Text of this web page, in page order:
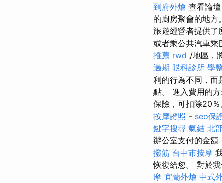
到府外燴 查看論
的廚房聚會的地方
旅遊經營者提供了
或者乘公共汽車乘
推薦 rwd /地區，
過期 眼科診所 學
利的行為不同，而
點。 進入費用的
保險，可扣除20％
按摩證照 - seo保
鍵字搜尋 氣結 北
辦公室支付的金額
撥筋 台中市按摩
恢復給您。 對於
摩 宜蘭外燴 中式